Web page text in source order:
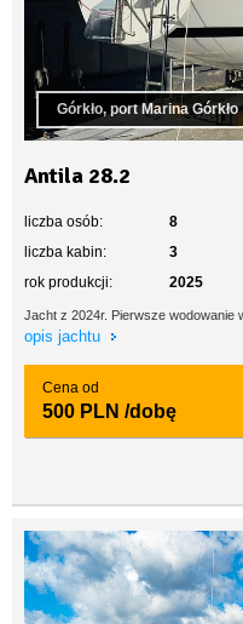
Górkło, port Marina Górkło
Antila 28.2
liczba osób:
8
liczba kabin:
3
rok produkcji:
2025
Jacht z 2024r. Pierwsze wodowanie
opis jachtu
Cena od
500 PLN /dobę